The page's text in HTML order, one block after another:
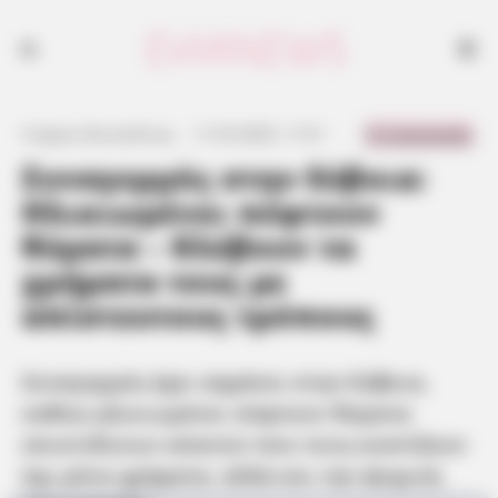
Συναγερμός στην Εύβοια:
Ηλικιωμένοι πέφτουν
θύματα – Κλέβουν τα
χρήματα τους με
απίστευτους τρόπους
Συναγερμός έχει σημάνει στην Εύβοια,
όχι μόνο χρήματα, αλλά και την ψυχική